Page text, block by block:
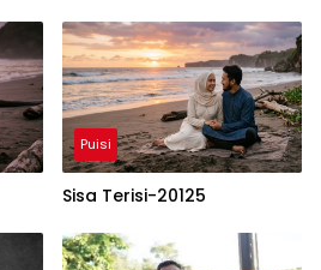
Puisi
Sisa Terisi-20125